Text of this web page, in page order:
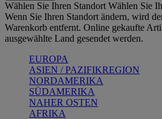
Wählen Sie Ihren Standort Wählen Sie
Wenn Sie Ihren Standort ändern, wird
Warenkorb entfernt. Online gekaufte
ausgewählte Land gesendet werden.
EUROPA
ASIEN / PAZIFIKREGION
NORDAMERIKA
SÜDAMERIKA
NAHER OSTEN
AFRIKA